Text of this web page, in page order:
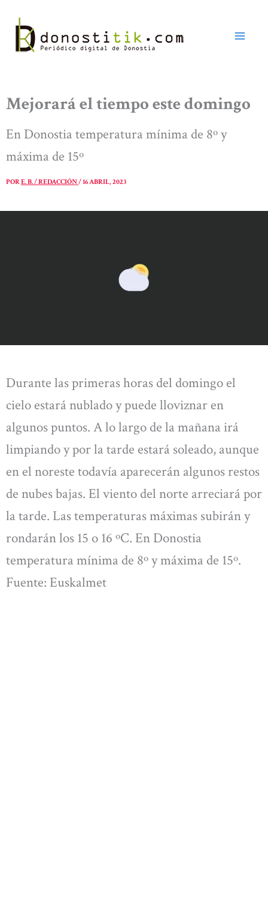
contenido
Mejorará el tiempo este domingo
En Donostia temperatura mínima de 8º y
máxima de 15º
PORE. B. / REDACCIÓN/16 ABRIL, 2023
Durante las primeras horas del domingo el
cielo estará nublado y puede lloviznar en
algunos puntos. A lo largo de la mañana irá
limpiando y por la tarde estará soleado, aunque
en el noreste todavía aparecerán algunos restos
de nubes bajas. El viento del norte arreciará por
la tarde. Las temperaturas máximas subirán y
rondarán los 15 o 16 ºC. En Donostia
temperatura mínima de 8º y máxima de 15º.
Fuente: Euskalmet